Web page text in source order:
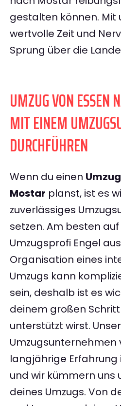
gestalten können. Mit
wertvolle Zeit und
Sprung über die
UMZUG VON ESSEN
MIT EINEM
DURCHFÜHREN
Wenn du einen
Mostar planst, ist es
zuverlässiges
setzen. Am besten
Umzugsprofi Engel
Organisation eines
Umzugs kann
sein, deshalb ist es
deinem großen Schritt
unterstützt wirst. Unser
Umzugsunternehmen
langjährige Erfahrung
und wir kümmern uns
deines Umzugs. Von